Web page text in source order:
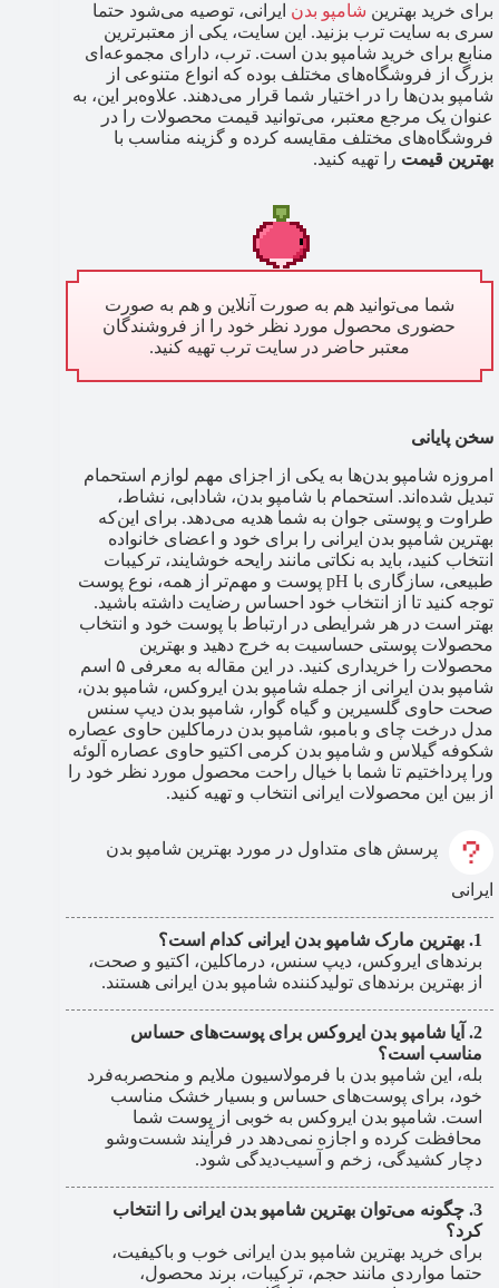
برای خرید بهترین شامپو بدن ایرانی، توصیه می‌شود حتما
سری به سایت ترب بزنید. این سایت، یکی از معتبرترین
منابع برای خرید شامپو بدن است. ترب، دارای مجموعه‌ای
بزرگ از فروشگاه‌های مختلف بوده که انواع متنوعی از
شامپو بدن‌ها را در اختیار شما قرار می‌دهند. علاوه‌بر این، به
عنوان یک مرجع معتبر، می‌توانید قیمت محصولات را در
فروشگاه‌های مختلف مقایسه کرده و گزینه مناسب با
بهترین قیمت را تهیه کنید.
شما می‌توانید هم به صورت آنلاین و هم به صورت
حضوری محصول مورد نظر خود را از فروشندگان
معتبر حاضر در سایت ترب تهیه کنید.
سخن پایانی
امروزه شامپو بدن‌ها به یکی از اجزای مهم لوازم استحمام
تبدیل شده‌اند. استحمام با شامپو بدن، شادابی، نشاط،
طراوت و پوستی جوان به شما هدیه می‌دهد. برای این‌که
بهترین شامپو بدن ایرانی را برای خود و اعضای خانواده
انتخاب کنید، باید به نکاتی مانند رایحه خوشایند، ترکیبات
طبیعی، سازگاری با pH پوست و مهم‌تر از همه، نوع پوست
توجه کنید تا از انتخاب خود احساس رضایت داشته باشید.
بهتر است در هر شرایطی در ارتباط با پوست خود و انتخاب
محصولات پوستی حساسیت به خرج دهید و بهترین
محصولات را خریداری کنید. در این مقاله به معرفی ۵ اسم
شامپو بدن ایرانی از جمله شامپو بدن ایروکس، شامپو بدن،
صحت حاوی گلسیرین و گیاه گوار، شامپو بدن دیپ سنس
مدل درخت چای و بامبو، شامپو بدن درماکلین حاوی عصاره
شکوفه گیلاس و شامپو بدن کرمی اکتیو حاوی عصاره آلوئه
ورا پرداختیم تا شما با خیال راحت محصول مورد نظر خود را
از بین این محصولات ایرانی انتخاب و تهیه کنید.
پرسش های متداول در مورد بهترین شامپو بدن
ایرانی
بهترین مارک شامپو بدن ایرانی کدام است؟
برندهای ایروکس، دیپ سنس، درماکلین، اکتیو و صحت،
از بهترین برندهای تولیدکننده شامپو بدن ایرانی هستند.
آیا شامپو بدن ایروکس برای پوست‌های حساس
مناسب است؟
بله، این شامپو بدن با فرمولاسیون ملایم و منحصربه‌فرد
خود، برای پوست‌های حساس و بسیار خشک مناسب
است. شامپو بدن ایروکس به خوبی از پوست شما
محافظت کرده و اجازه نمی‌دهد در فرآیند شست‌وشو
دچار کشیدگی، زخم و آسیب‌دیدگی شود.
چگونه می‌توان بهترین شامپو بدن ایرانی را انتخاب
کرد؟
برای خرید بهترین شامپو بدن ایرانی خوب و باکیفیت،
حتما مواردی مانند حجم، ترکیبات، برند محصول،